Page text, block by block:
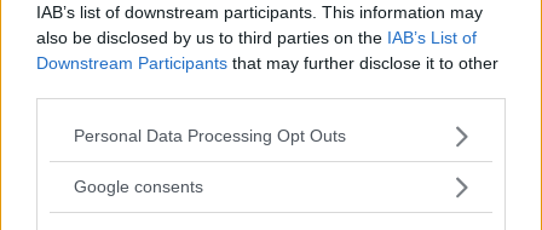
IAB’s list of downstream participants. This information may
also be disclosed by us to third parties on the IAB’s List of
Downstream Participants that may further disclose it to other
Please note that this website/app uses one or more Google
not limited to your visit or usage behaviour. You may click to
Personal Data Processing Opt Outs
Google consents
Takata krockkuddar
Uppdaterat: 2023-11-28 17:21